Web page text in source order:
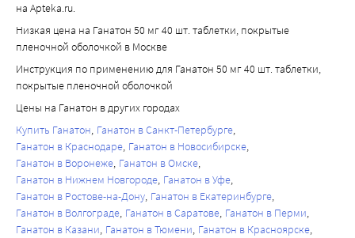
на Apteka.ru.
Низкая цена на Ганатон 50 мг 40 шт. таблетки, покрытые
пленочной оболочкой в Москве
Инструкция по применению для Ганатон 50 мг 40 шт. таблетки,
покрытые пленочной оболочкой
Цены на Ганатон в других городах
Купить Ганатон Ганатон в Санкт-Петербурге
Ганатон в Краснодаре Ганатон в Новосибирске
Ганатон в Воронеже Ганатон в Омске
Ганатон в Нижнем Новгороде Ганатон в Уфе
Ганатон в Ростове-на-Дону Ганатон в Екатеринбурге
Ганатон в Волгограде Ганатон в Саратове Ганатон в Перми
Ганатон в Казани Ганатон в Тюмени Ганатон в Красноярске